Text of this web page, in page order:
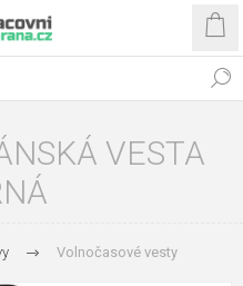
VESTA
Volnočasové vesty